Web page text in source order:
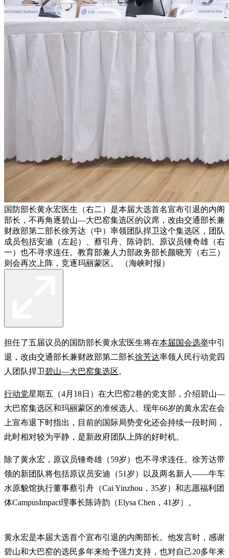
国防部长黄永宏医生（右二）是本届大选首名宣布引退的内阁
部长，不再角逐碧山—大巴窑集选区的议席，改由交通部长兼
财政部第二部长徐芳达（中）率领团队捍卫这个集选区，团队
成员包括安迪（左起）、蔡引舟、陈诗韵。原议员锺奇雄（右
一）也不寻求连任。教育部兼人力部政务部长颜晓芳（右三）
则会再次上阵，竞逐玛丽蒙区。 （海峡时报）
担任了五届议员的国防部长黄永宏医生将在本届国会选举中引
退，改由交通部长兼财政部第二部长徐芳达率领人民行动党四
人团队捍卫碧山—大巴窑集选区。
行动党星期五（4月18日）在大巴窑2巷的党支部，介绍碧山—
大巴窑集选区和玛丽蒙区的准候选人。现年66岁的黄永宏在会
上宣布退下时指出，目前的国际局势变化还会持续一段时间，
此时相对较为平静，是新政府团队上阵的好时机。
除了黄永宏，原议员锺奇雄（59岁）也不寻求连任。徐芳达带
领的新团队将包括原议员安迪（51岁）以及两名新人——牛车
水原貌馆执行董事蔡引舟（Cai Yinzhou，35岁）和志愿福利团
体CampusImpact理事长陈诗韵（Elysa Chen，41岁）。
黄永宏是本届大选首个宣布引退的内阁部长。他发言时，感谢
碧山和大巴窑的选民多年来给予强力支持，也对自己20多年来